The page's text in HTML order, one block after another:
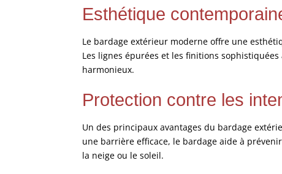
Esthétique
Le bardage extérieur moderne offre une
Les lignes épurées et les finitions
harmonieux.
Protection contre les
Un des principaux avantages du bardage
une barrière efficace, le bardage aide à
la neige ou le soleil.